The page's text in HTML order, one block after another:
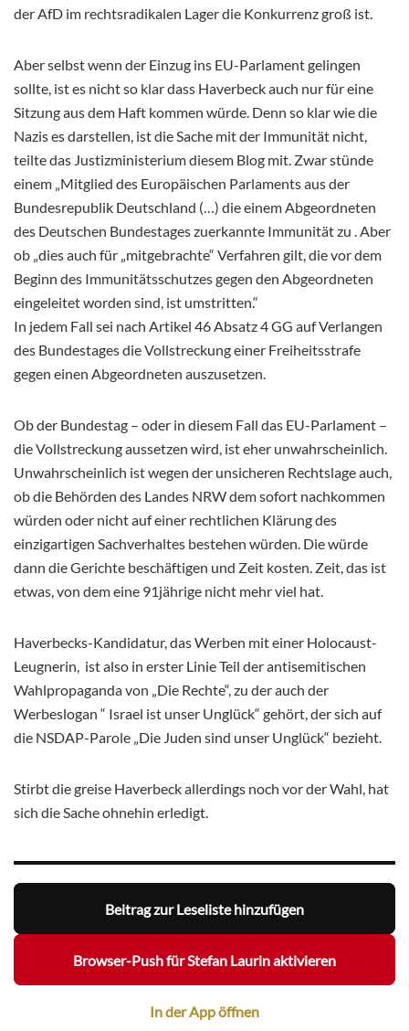
der AfD im rechtsradikalen Lager die Konkurrenz groß ist.
Aber selbst wenn der Einzug ins EU-Parlament gelingen
sollte, ist es nicht so klar dass Haverbeck auch nur für eine
Sitzung aus dem Haft kommen würde. Denn so klar wie die
Nazis es darstellen, ist die Sache mit der Immunität nicht,
teilte das Justizministerium diesem Blog mit. Zwar stünde
einem „Mitglied des Europäischen Parlaments aus der
Bundesrepublik Deutschland (…) die einem Abgeordneten
des Deutschen Bundestages zuerkannte Immunität zu . Aber
ob „dies auch für „mitgebrachte“ Verfahren gilt, die vor dem
Beginn des Immunitätsschutzes gegen den Abgeordneten
eingeleitet worden sind, ist umstritten.“
In jedem Fall sei nach Artikel 46 Absatz 4 GG auf Verlangen
des Bundestages die Vollstreckung einer Freiheitsstrafe
gegen einen Abgeordneten auszusetzen.
Ob der Bundestag – oder in diesem Fall das EU-Parlament –
die Vollstreckung aussetzen wird, ist eher unwahrscheinlich.
Unwahrscheinlich ist wegen der unsicheren Rechtslage auch,
ob die Behörden des Landes NRW dem sofort nachkommen
würden oder nicht auf einer rechtlichen Klärung des
einzigartigen Sachverhaltes bestehen würden. Die würde
dann die Gerichte beschäftigen und Zeit kosten. Zeit, das ist
etwas, von dem eine 91jährige nicht mehr viel hat.
Haverbecks-Kandidatur, das Werben mit einer Holocaust-
Leugnerin, ist also in erster Linie Teil der antisemitischen
Wahlpropaganda von „Die Rechte“, zu der auch der
Werbeslogan “ Israel ist unser Unglück“ gehört, der sich auf
die NSDAP-Parole „Die Juden sind unser Unglück“ bezieht.
Stirbt die greise Haverbeck allerdings noch vor der Wahl, hat
sich die Sache ohnehin erledigt.
Beitrag zur Leseliste hinzufügen
Browser-Push für Stefan Laurin aktivieren
In der App öffnen